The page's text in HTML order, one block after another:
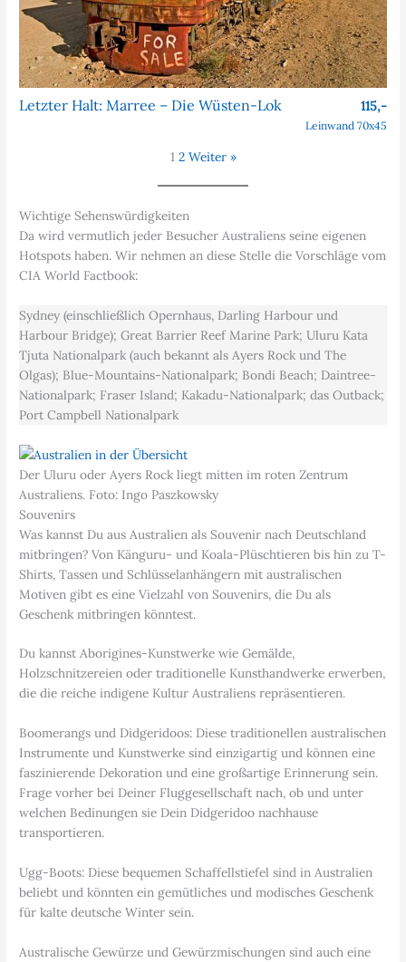
Letzter Halt: Marree – Die Wüsten-Lok 115,-
Leinwand 70x45
1 2 Weiter »
Wichtige Sehenswürdigkeiten
Da wird vermutlich jeder Besucher Australiens seine eigenen
Hotspots haben. Wir nehmen an diese Stelle die Vorschläge vom
CIA World Factbook:
Sydney (einschließlich Opernhaus, Darling Harbour und
Harbour Bridge); Great Barrier Reef Marine Park; Uluru Kata
Tjuta Nationalpark (auch bekannt als Ayers Rock und The
Olgas); Blue-Mountains-Nationalpark; Bondi Beach; Daintree-
Nationalpark; Fraser Island; Kakadu-Nationalpark; das Outback;
Port Campbell Nationalpark
Der Uluru oder Ayers Rock liegt mitten im roten Zentrum
Australiens. Foto: Ingo Paszkowsky
Souvenirs
Was kannst Du aus Australien als Souvenir nach Deutschland
mitbringen? Von Känguru- und Koala-Plüschtieren bis hin zu T-
Shirts, Tassen und Schlüsselanhängern mit australischen
Motiven gibt es eine Vielzahl von Souvenirs, die Du als
Geschenk mitbringen könntest.
Du kannst Aborigines-Kunstwerke wie Gemälde,
Holzschnitzereien oder traditionelle Kunsthandwerke erwerben,
die die reiche indigene Kultur Australiens repräsentieren.
Boomerangs und Didgeridoos: Diese traditionellen australischen
Instrumente und Kunstwerke sind einzigartig und können eine
faszinierende Dekoration und eine großartige Erinnerung sein.
Frage vorher bei Deiner Fluggesellschaft nach, ob und unter
welchen Bedinungen sie Dein Didgeridoo nachhause
transportieren.
Ugg-Boots: Diese bequemen Schaffellstiefel sind in Australien
beliebt und könnten ein gemütliches und modisches Geschenk
für kalte deutsche Winter sein.
Australische Gewürze und Gewürzmischungen sind auch eine